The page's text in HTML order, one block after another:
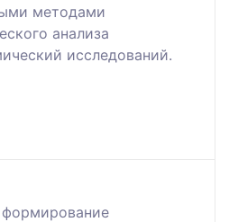
методами
анализа
исследований.